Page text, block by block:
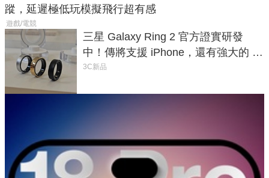
蹤，延遲極低玩模擬飛行超有感
遊戲/電競
三星 Galaxy Ring 2 官方證實研發
中！傳將支援 iPhone，還有強大的 AI
與智慧家電連動功能
3C新品